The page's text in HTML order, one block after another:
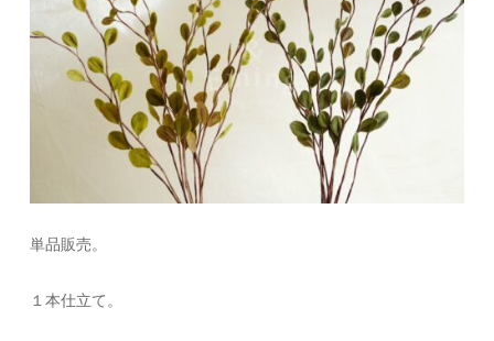
単品販売。
１本仕立て。